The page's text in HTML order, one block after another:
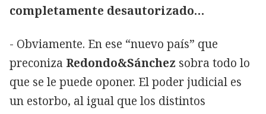
completamente desautorizado…
- Obviamente. En ese “nuevo país” que
preconiza Redondo&Sánchez sobra todo lo
que se le puede oponer. El poder judicial es
un estorbo, al igual que los distintos